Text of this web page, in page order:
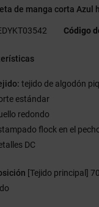
de manga corta Azul
Código
tejido de algodón
estándar
redondo
flock en el
DC
[Tejido principal]